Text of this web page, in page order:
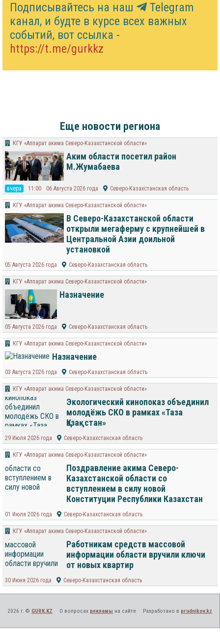
Подписывайтесь на наш
Telegram
канал, и будте в курсе всех важных
событий, вот ссылка -
https://t.me/gurkkz
Еще новости региона
КГУ «Аппарат акима Северо-Казахстанской области»
Аким области посетил район
М.Жумабаева
вчера 11:00 06 Августа 2026 года Северо-Казахстанская область
КГУ «Аппарат акима Северо-Казахстанской области»
В Северо-Казахстанской области
открыли мегаферму с крупнейшей в
Центральной Азии доильной
установкой
05 Августа 2026 года Северо-Казахстанская область
КГУ «Аппарат акима Северо-Казахстанской области»
Назначение
05 Августа 2026 года Северо-Казахстанская область
КГУ «Аппарат акима Северо-Казахстанской области»
Назначение
03 Августа 2026 года Северо-Казахстанская область
КГУ «Аппарат акима Северо-Казахстанской области»
Экологический кинопоказ объединил
молодёжь СКО в рамках «Таза
Қазақстан»
29 Июля 2026 года Северо-Казахстанская область
КГУ «Аппарат акима Северо-Казахстанской области»
Поздравление акима Северо-
Казахстанской области со
вступлением в силу новой
Конституции Республики Казахстан
01 Июля 2026 года Северо-Казахстанская область
КГУ «Аппарат акима Северо-Казахстанской области»
Работникам средств массовой
информации области вручили ключи
от новых квартир
30 Июня 2026 года Северо-Казахстанская область
2026 г. © GURK.KZ О вопросах рекламы на сайте Разработано в prudnikov.kz